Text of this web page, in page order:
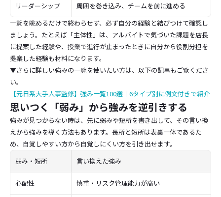
リーダーシップ
周囲を巻き込み、チームを前に進める
一覧を眺めるだけで終わらせず、必ず自分の経験と結びつけて確認し
ましょう。たとえば「主体性」は、アルバイトで気づいた課題を店長
に提案した経験や、授業で進行が止まったときに自分から役割分担を
提案した経験も材料になります。
▼さらに詳しい強みの一覧を使いたい方は、以下の記事もご覧くださ
い。
【元日系大手人事監修】強み一覧100選｜6タイプ別に例文付きで紹介
思いつく「弱み」から強みを逆引きする
強みが見つからない時は、先に弱みや短所を書き出して、その言い換
えから強みを導く方法もあります。長所と短所は表裏一体であるた
め、自覚しやすい方から自覚しにくい方を引き出せます。
弱み・短所
言い換えた強み
心配性 慎重・リスク管理能力が高い